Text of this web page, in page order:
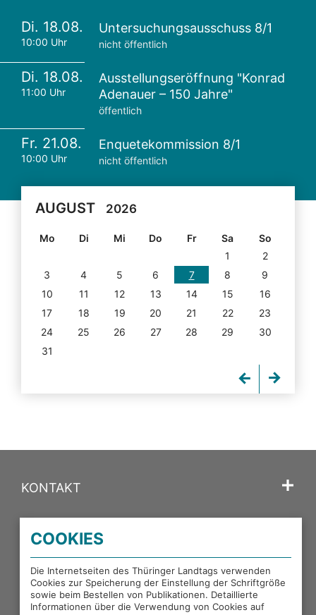
Di. 18.08.
10:00 Uhr
Untersuchungsausschuss 8/1
nicht öffentlich
Di. 18.08.
11:00 Uhr
Ausstellungseröffnung "Konrad
Adenauer – 150 Jahre"
öffentlich
Fr. 21.08.
10:00 Uhr
Enquetekommission 8/1
nicht öffentlich
AUGUST 2026
Mo Di Mi Do Fr Sa
So
1
2
3
4 5 6 7 8
9
10
11 12 13 14 15
16
17
18 19 20 21 22
23
24
25 26 27 28 29
30
31
KONTAKT
PORTALE DES THÜRINGER LANDTAGS
EXTERNE LINKS
COOKIES
Die Internetseiten des Thüringer Landtags verwenden
Cookies zur Speicherung der Einstellung der Schriftgröße
sowie beim Bestellen von Publikationen. Detaillierte
Informationen über die Verwendung von Cookies auf